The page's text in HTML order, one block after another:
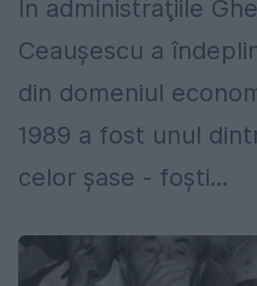
În administraţiile
Ceauşescu a
din domeniul
1989 a fost unul
celor şase - foști...